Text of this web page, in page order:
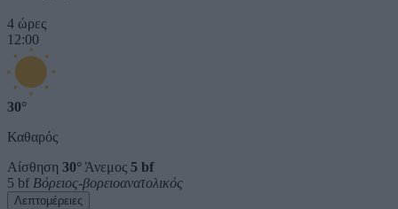
4 ώρες
12:00
30°
Καθαρός
Αίσθηση 30° Άνεμος 5 bf
5 bf Βόρειος-βορειοανατολικός
Λεπτομέρειες